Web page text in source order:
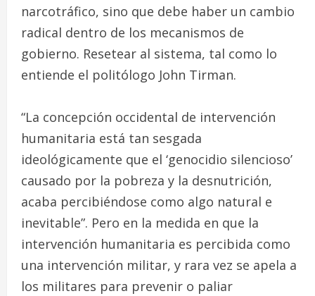
narcotráfico, sino que debe haber un cambio
radical dentro de los mecanismos de
gobierno. Resetear al sistema, tal como lo
entiende el politólogo John Tirman.
“La concepción occidental de intervención
humanitaria está tan sesgada
ideológicamente que el ‘genocidio silencioso’
causado por la pobreza y la desnutrición,
acaba percibiéndose como algo natural e
inevitable”. Pero en la medida en que la
intervención humanitaria es percibida como
una intervención militar, y rara vez se apela a
los militares para prevenir o paliar